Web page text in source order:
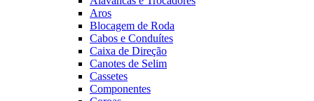
Aros
Blocagem de Roda
Cabos e Conduítes
Caixa de Direção
Canotes de Selim
Cassetes
Componentes